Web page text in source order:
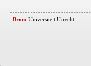
Bron: Universiteit Utrecht